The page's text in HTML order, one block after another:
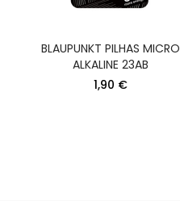
BLAUPUNKT PILHAS MICRO
ALKALINE 23AB
1,90 €